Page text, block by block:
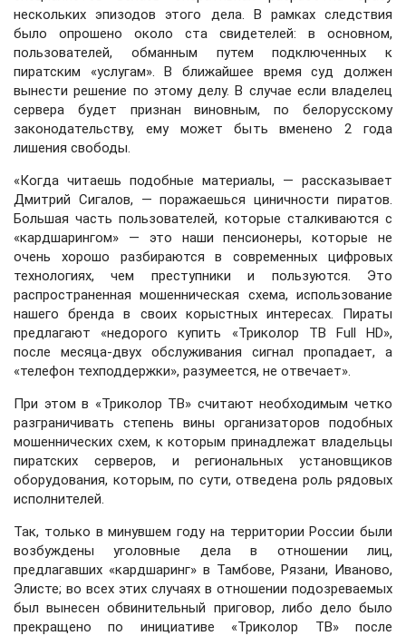
нескольких эпизодов этого дела. В рамках следствия
было опрошено около ста свидетелей: в основном,
пользователей, обманным путем подключенных к
пиратским «услугам». В ближайшее время суд должен
вынести решение по этому делу. В случае если владелец
сервера будет признан виновным, по белорусскому
законодательству, ему может быть вменено 2 года
лишения свободы.
«Когда читаешь подобные материалы, — рассказывает
Дмитрий Сигалов, — поражаешься циничности пиратов.
Большая часть пользователей, которые сталкиваются с
«кардшарингом» — это наши пенсионеры, которые не
очень хорошо разбираются в современных цифровых
технологиях, чем преступники и пользуются. Это
распространенная мошенническая схема, использование
нашего бренда в своих корыстных интересах. Пираты
предлагают «недорого купить «Триколор ТВ Full HD»,
после месяца-двух обслуживания сигнал пропадает, а
«телефон техподдержки», разумеется, не отвечает».
При этом в «Триколор ТВ» считают необходимым четко
разграничивать степень вины организаторов подобных
мошеннических схем, к которым принадлежат владельцы
пиратских серверов, и региональных установщиков
оборудования, которым, по сути, отведена роль рядовых
исполнителей.
Так, только в минувшем году на территории России были
возбуждены уголовные дела в отношении лиц,
предлагавших «кардшаринг» в Тамбове, Рязани, Иваново,
Элисте; во всех этих случаях в отношении подозреваемых
был вынесен обвинительный приговор, либо дело было
прекращено по инициативе «Триколор ТВ» после